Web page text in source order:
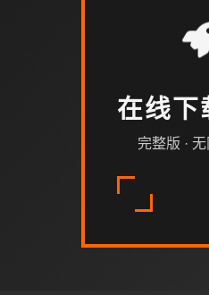
在线下
完整版 ·